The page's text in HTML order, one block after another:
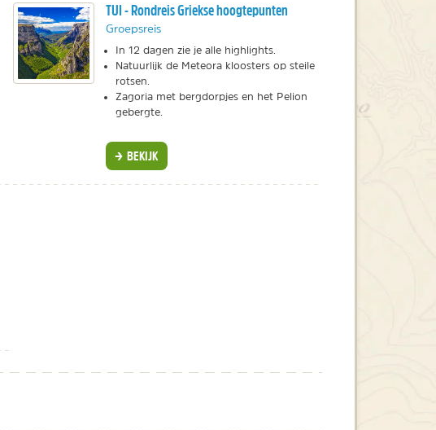
TUI - Rondreis Griekse hoogtepunten
Groepsreis
In 12 dagen zie je alle highlights.
Natuurlijk de Meteora kloosters op steile
rotsen.
Zagoria met bergdorpjes en het Pelion
gebergte.
BEKIJK